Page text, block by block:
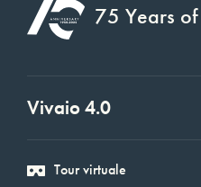
75 Years
Vivaio 4.0
Tour virtuale